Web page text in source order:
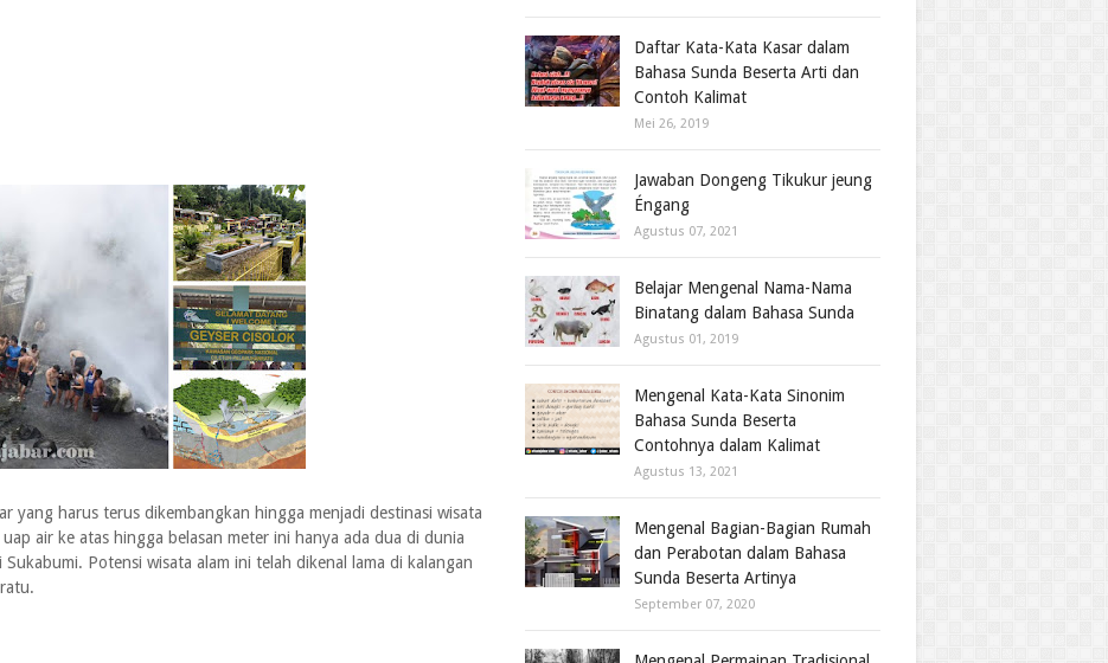
yang harus terus dikembangkan hingga menjadi destinasi wisata
air ke atas hingga belasan meter ini hanya ada dua di dunia
Potensi wisata alam ini telah dikenal lama di kalangan
Daftar Kata-Kata Kasar dalam
Bahasa Sunda Beserta Arti dan
Contoh Kalimat
Mei 26, 2019
Jawaban Dongeng Tikukur jeung
Éngang
Agustus 07, 2021
Belajar Mengenal Nama-Nama
Binatang dalam Bahasa Sunda
Agustus 01, 2019
Mengenal Kata-Kata Sinonim
Bahasa Sunda Beserta
Contohnya dalam Kalimat
Agustus 13, 2021
Mengenal Bagian-Bagian Rumah
dan Perabotan dalam Bahasa
Sunda Beserta Artinya
September 07, 2020